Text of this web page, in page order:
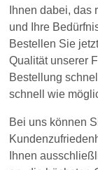
Ihnen dabei,
und Ihre
Bestellen Sie
Qualität unserer
Bestellung
schnell wie
Bei uns können
Ihnen